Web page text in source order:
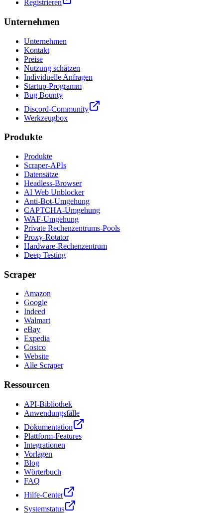
Registrieren
Unternehmen
Unternehmen
Kontakt
Preise
Nutzung schätzen
Individuelle Anfragen
Startup-Programm
Bug Bounty
Discord-Community
Werkzeugbox
Produkte
Produkte
Scraper-APIs
Datensätze
Headless-Browser
AI Web Unblocker
Anti-Bot-Umgehung
CAPTCHA-Umgehung
WAF-Umgehung
Private Rechenzentrums-Pools
Proxy-Rotator
Hardware-Rechenzentrum
Deep Testing
Scraper
Amazon
Google
Indeed
Walmart
eBay
Expedia
Costco
Website
Alle Scraper
Ressourcen
API-Bibliothek
Anwendungsfälle
Dokumentation
Plattform-Features
Integrationen
Vorlagen
Blog
Wörterbuch
FAQ
Hilfe-Center
Systemstatus